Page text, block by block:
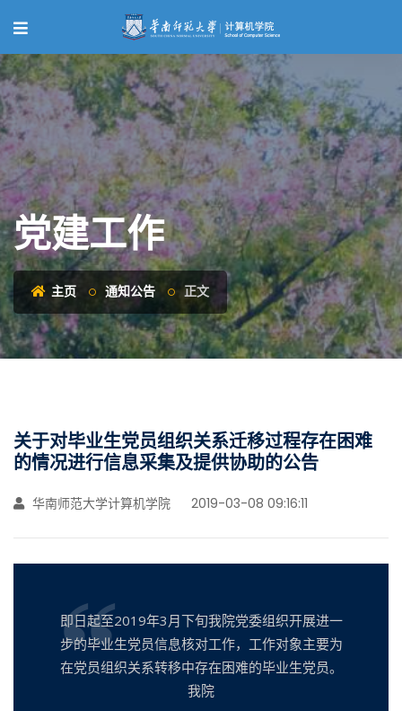
党建工作
主页 通知公告 正文
关于对毕业生党员组织关系迁移过程存在困难
的情况进行信息采集及提供协助的公告
华南师范大学计算机学院 2019-03-08 09:16:11
即日起至2019年3月下旬我院党委组织开展进一
步的毕业生党员信息核对工作，工作对象主要为
在党员组织关系转移中存在困难的毕业生党员。
我院